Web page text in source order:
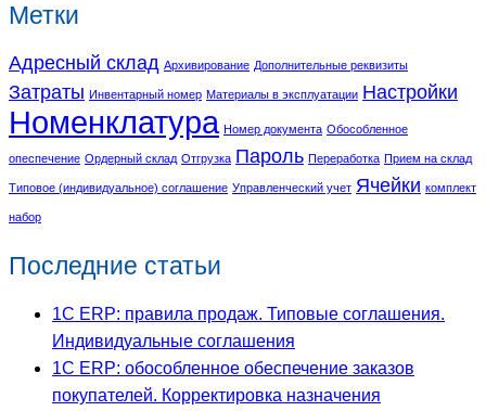
Метки
Адресный склад Архивирование Дополнительные реквизиты
Затраты Инвентарный номер Материалы в эксплуатации Настройки
Номенклатура Номер документа Обособленное
опеспечение Ордерный склад Отгрузка Пароль Переработка Прием на склад
Типовое (индивидуальное) соглашение Управленческий учет Ячейки комплект
набор
Последние статьи
1С ERP: правила продаж. Типовые соглашения.
Индивидуальные соглашения
1С ERP: обособленное обеспечение заказов
покупателей. Корректировка назначения